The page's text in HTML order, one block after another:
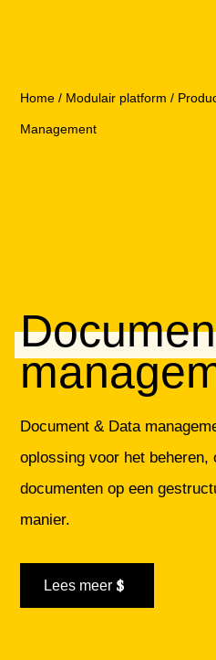
Home / Modulair platform /
Management
Document & Data
oplossing voor het beheren,
documenten op een
manier.
Lees meer